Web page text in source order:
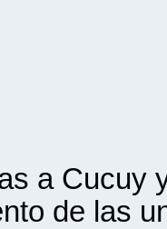
a Cucuy
de las